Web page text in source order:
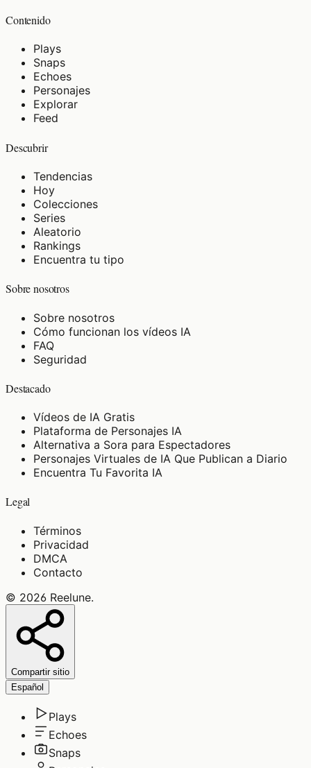
Contenido
Plays
Snaps
Echoes
Personajes
Explorar
Feed
Descubrir
Tendencias
Hoy
Colecciones
Series
Aleatorio
Rankings
Encuentra tu tipo
Sobre nosotros
Sobre nosotros
Cómo funcionan los vídeos IA
FAQ
Seguridad
Destacado
Vídeos de IA Gratis
Plataforma de Personajes IA
Alternativa a Sora para Espectadores
Personajes Virtuales de IA Que Publican a Diario
Encuentra Tu Favorita IA
Legal
Términos
Privacidad
DMCA
Contacto
© 2026 Reelune.
Compartir sitio
Español
Plays
Echoes
Snaps